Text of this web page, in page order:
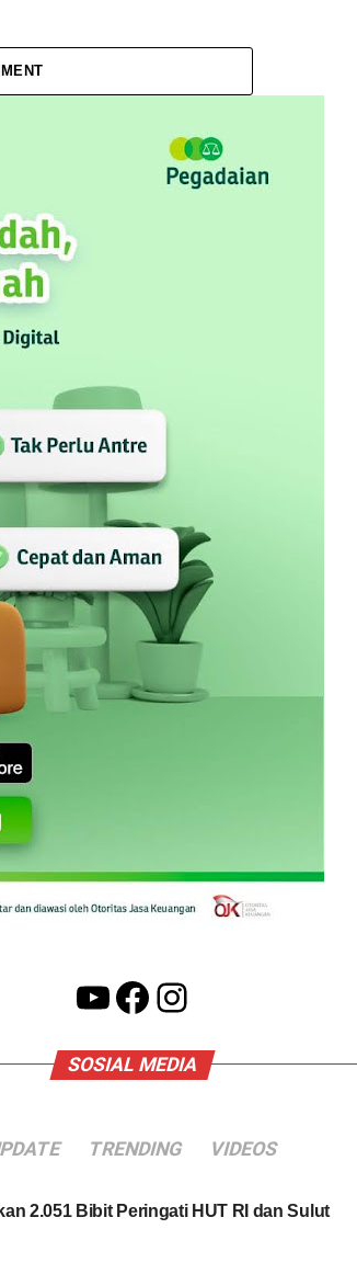
YouTube
Facebook
Instagram
SOSIAL MEDIA
TRENDING VIDEOS
2.051 Bibit Peringati HUT RI dan Sulut